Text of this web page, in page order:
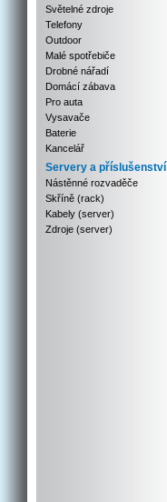
Světelné zdroje
Telefony
Outdoor
Malé spotřebiče
Drobné nářadí
Domácí zábava
Pro auta
Vysavače
Baterie
Kancelář
Servery a příslušenství
Nástěnné rozvaděče
Skříně (rack)
Kabely (server)
Zdroje (server)